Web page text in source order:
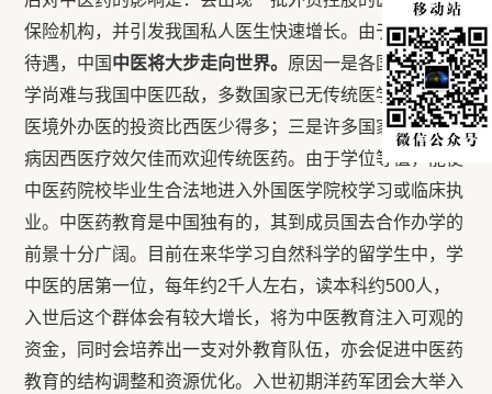
保险机构，并引发我国私人医生快速增长。由于享受国民
待遇，中国 中医将大步走向世界。 原因一是各国的传统医
学尚难与我国中医匹敌，多数国家已无传统医学；二是中
医境外办医的投资比西医少得多；三是许多国家的许多疾
病因西医疗效欠佳而欢迎传统医药。由于学位等值，能使
中医药院校毕业生合法地进入外国医学院校学习或临床执
业。中医药教育是中国独有的，其到成员国去合作办学的
前景十分广阔。目前在来华学习自然科学的留学生中，学
中医的居第一位，每年约2千人左右，读本科约500人，
入世后这个群体会有较大增长，将为中医教育注入可观的
资金，同时会培养出一支对外教育队伍，亦会促进中医药
教育的结构调整和资源优化。入世初期洋药军团会大举入